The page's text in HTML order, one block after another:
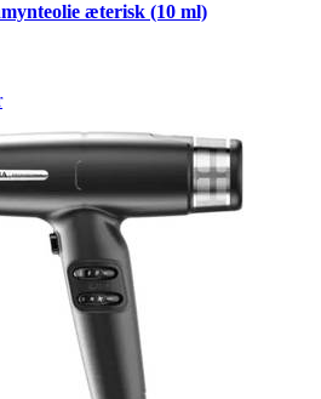
æterisk (10 ml)